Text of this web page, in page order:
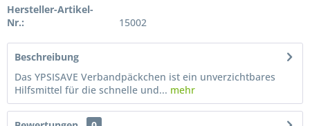
Hersteller-Artikel-
Nr.:
15002
Beschreibung
Das YPSISAVE Verbandpäckchen ist ein unverzichtbares
Hilfsmittel für die schnelle und... mehr